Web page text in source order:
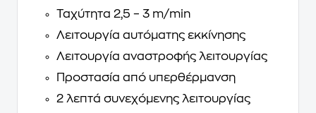
Ταχύτητα 2,5 – 3 m/min
Λειτουργία αυτόματης εκκίνησης
Λειτουργία αναστροφής λειτουργίας
Προστασία από υπερθέρμανση
2 λεπτά συνεχόμενης λειτουργίας